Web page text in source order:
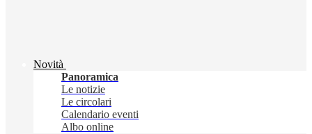
Novità
Panoramica
Le notizie
Le circolari
Calendario eventi
Albo online